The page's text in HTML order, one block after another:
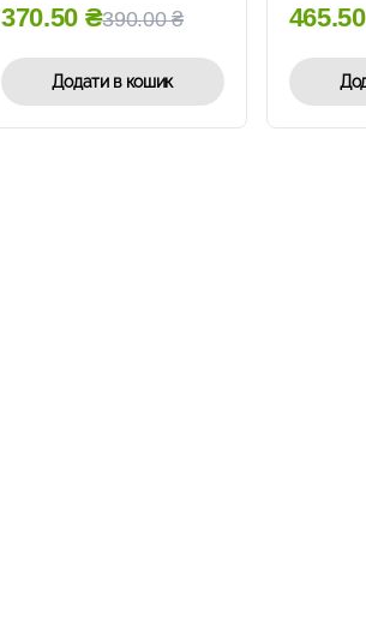
390.00₴
370.50 ₴
Додати в кошик